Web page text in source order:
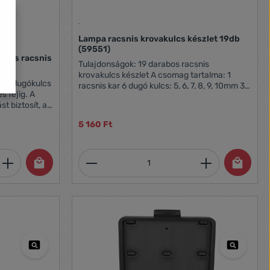
vagy használja a gombokat a
os racsnis
biztosít, a
kis
Adja meg a kívánt mennyiséget, vagy
Lampa racsnis krovakulcs készlet 19db
(59551)
Tulajdonságok: 19 darabos racsnis
krovakulcs készlet A csomag tartalma: 1
racsnis kar 6 dugó kulcs: 5, 6, 7, 8, 9, 10mm 3
5 160 Ft
Termékmennyiség: Adja